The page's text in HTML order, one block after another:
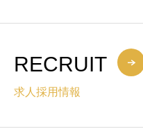
RECRUIT
求人採用情報